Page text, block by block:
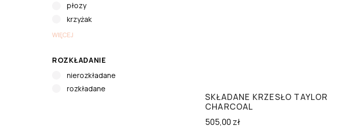
płozy
krzyżak
WIĘCEJ
ROZKŁADANIE
nierozkładane
rozkładane
SKŁADANE KRZESŁO TAYLOR
CHARCOAL
505,00 zł